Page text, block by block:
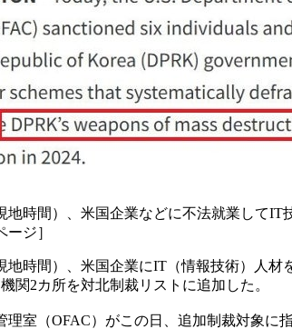
地時間）、米国企業などに不法就業して
ージ］
地時間）、米国企業にIT（情報技術）人
関2カ所を対北制裁リストに追加した。
理室（OFAC）がこの日、追加制裁対象